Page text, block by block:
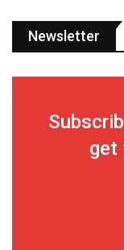
Newsletter
get